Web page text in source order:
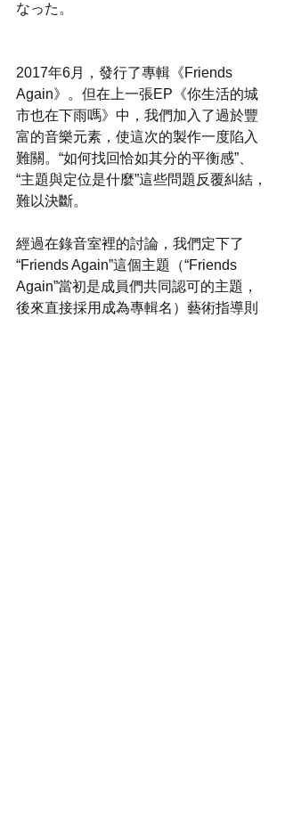
なった。
2017年6月，發行了專輯《Friends
Again》。但在上一張EP《你生活的城
市也在下雨嗎》中，我們加入了過於豐
富的音樂元素，使這次的製作一度陷入
難關。“如何找回恰如其分的平衡感”、
“主題與定位是什麼”這些問題反覆糾結，
難以決斷。
經過在錄音室裡的討論，我們定下了
“Friends Again”這個主題（“Friends
Again”當初是成員們共同認可的主題，
後來直接採用成為專輯名）藝術指導則